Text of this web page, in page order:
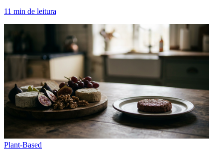
11 min de leitura
Plant-Based